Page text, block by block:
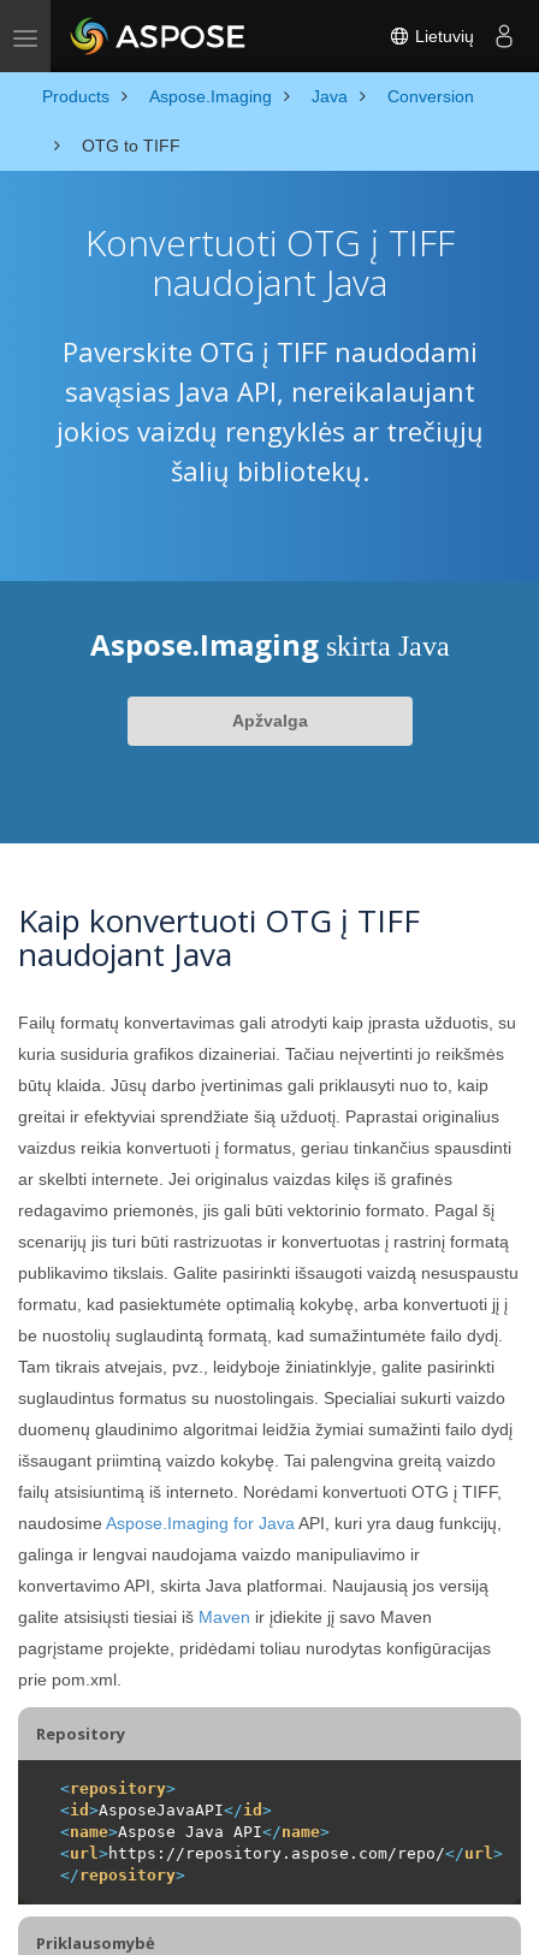
Toggle navigation Lietuvių
Products Aspose.Imaging Java Conversion
OTG to TIFF
Konvertuoti OTG į TIFF
naudojant Java
Paverskite OTG į TIFF naudodami
savąsias Java API, nereikalaujant
jokios vaizdų rengyklės ar trečiųjų
šalių bibliotekų.
Aspose.Imaging skirta Java
Apžvalga
Kaip konvertuoti OTG į TIFF
naudojant Java
Failų formatų konvertavimas gali atrodyti kaip įprasta užduotis, su
kuria susiduria grafikos dizaineriai. Tačiau neįvertinti jo reikšmės
būtų klaida. Jūsų darbo įvertinimas gali priklausyti nuo to, kaip
greitai ir efektyviai sprendžiate šią užduotį. Paprastai originalius
vaizdus reikia konvertuoti į formatus, geriau tinkančius spausdinti
ar skelbti internete. Jei originalus vaizdas kilęs iš grafinės
redagavimo priemonės, jis gali būti vektorinio formato. Pagal šį
scenarijų jis turi būti rastrizuotas ir konvertuotas į rastrinį formatą
publikavimo tikslais. Galite pasirinkti išsaugoti vaizdą nesuspaustu
formatu, kad pasiektumėte optimalią kokybę, arba konvertuoti jį į
be nuostolių suglaudintą formatą, kad sumažintumėte failo dydį.
Tam tikrais atvejais, pvz., leidyboje žiniatinklyje, galite pasirinkti
suglaudintus formatus su nuostolingais. Specialiai sukurti vaizdo
duomenų glaudinimo algoritmai leidžia žymiai sumažinti failo dydį
išsaugant priimtiną vaizdo kokybę. Tai palengvina greitą vaizdo
failų atsisiuntimą iš interneto. Norėdami konvertuoti OTG į TIFF,
naudosime Aspose.Imaging for Java API, kuri yra daug funkcijų,
galinga ir lengvai naudojama vaizdo manipuliavimo ir
konvertavimo API, skirta Java platformai. Naujausią jos versiją
galite atsisiųsti tiesiai iš Maven ir įdiekite jį savo Maven
pagrįstame projekte, pridėdami toliau nurodytas konfigūracijas
prie pom.xml.
Repository
<repository>
<id >AsposeJavaAPI</id >
<name>Aspose Java API</name>
<url >https://repository.aspose.com/repo/</url >
</repository>
Priklausomybė